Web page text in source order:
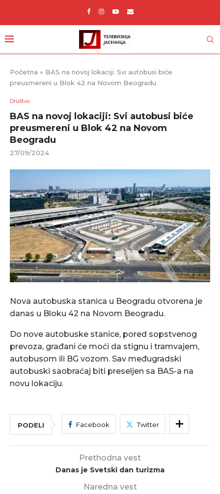
Početna » BAS na novoj lokaciji: Svi autobusi biće
preusmereni u Blok 42 na Novom Beogradu
Društvo
BAS na novoj lokaciji: Svi autobusi biće
preusmereni u Blok 42 na Novom
Beogradu
27/09/2024
Nova autobuska stanica u Beogradu otvorena je
danas u Bloku 42 na Novom Beogradu.
Do nove autobuske stanice, pored sopstvenog
prevoza, građani će moći da stignu i tramvajem,
autobusom ili BG vozom. Sav međugradski
autobuski saobraćaj biti preseljen sa BAS-a na
novu lokaciju.
PODELI Facebook Twitter
Prethodna vest
Danas je Svetski dan turizma
Naredna vest